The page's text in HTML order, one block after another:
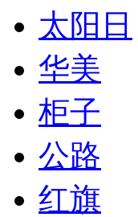
太阳日
华美
柜子
公路
红旗